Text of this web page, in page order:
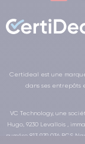
Certideal est une
dans ses entrepôts
VC Technology, une
Hugo, 9230 Levallois ,
numéro 813 979 036 RCS